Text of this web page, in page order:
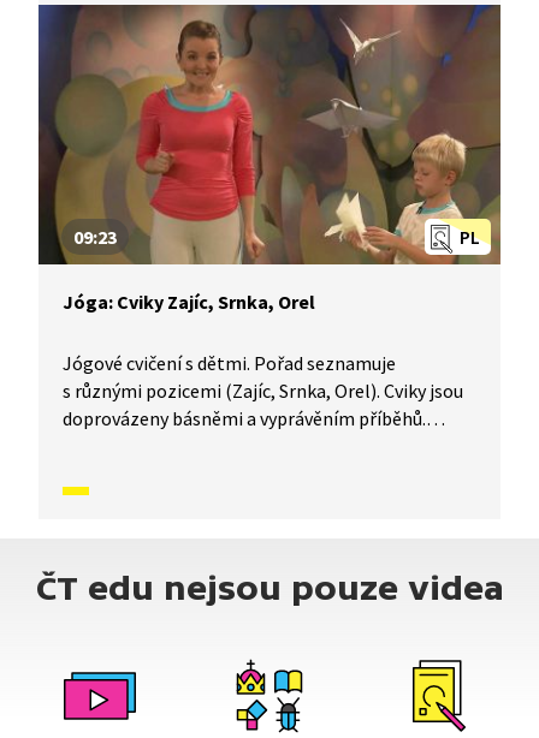
PL
09:23
Jóga: Cviky Zajíc, Srnka, Orel
Jógové cvičení s dětmi. Pořad seznamuje
s různými pozicemi (Zajíc, Srnka, Orel). Cviky jsou
doprovázeny básněmi a vyprávěním příběhů.
ČT edu nejsou pouze videa